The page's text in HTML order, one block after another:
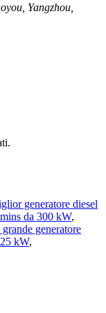
Yangzhou,
generatore diesel
da 300 kW,
generatore
kW,